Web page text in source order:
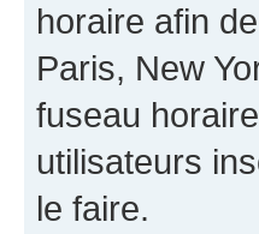
horaire afin
Paris, New
fuseau
utilisateurs
le faire.